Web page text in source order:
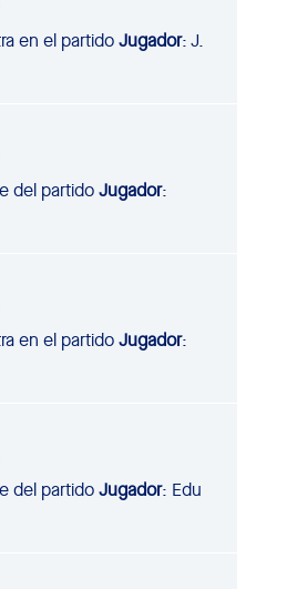
en el partidoJugador: J.
del partidoJugador:
en el partidoJugador:
del partidoJugador: Edu